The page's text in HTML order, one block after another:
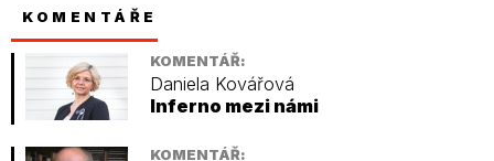
KOMENTÁŘE
KOMENTÁŘ:
Daniela Kovářová
Inferno mezi námi
KOMENTÁŘ: